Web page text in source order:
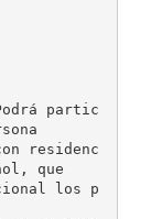
partic
residenc
que
los p